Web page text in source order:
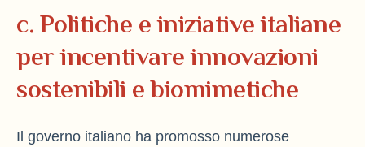
c. Politiche e iniziative italiane
per incentivare innovazioni
sostenibili e biomimetiche
Il governo italiano ha promosso numerose